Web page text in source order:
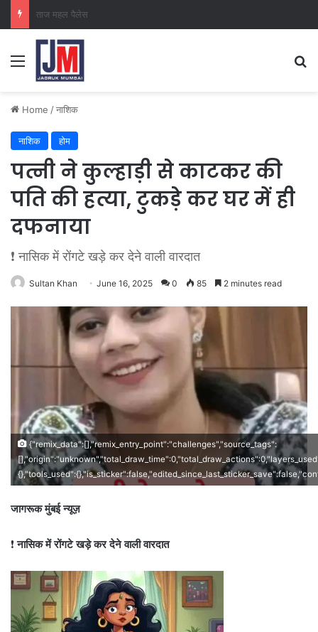
क्राइम ब्रांच कक्ष-2
Home /नाशिक
नाशिक होम
पत्नी ने कुल्हाड़ी से काटकर की
पति की हत्या, टुकड़े कर घर में ही
दफनाया
❗ नासिक में रोंगटे खड़े कर देने वाली वारदात
Sultan Khan June 16, 2025 0 85 2 minutes read
{"remix_data":[],"remix_entry_point":"challenges","source_tags":
जागरूक मुंबई न्यूज़
❗नासिक में रोंगटे खड़े कर देने वाली वारदात